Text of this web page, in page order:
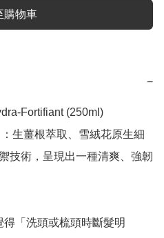
購物車
−
Fortifiant (250ml)
生薑根萃取、雪絨花原生細
技術，呈現出一種清爽、強韌
「洗頭或梳頭時斷髮明